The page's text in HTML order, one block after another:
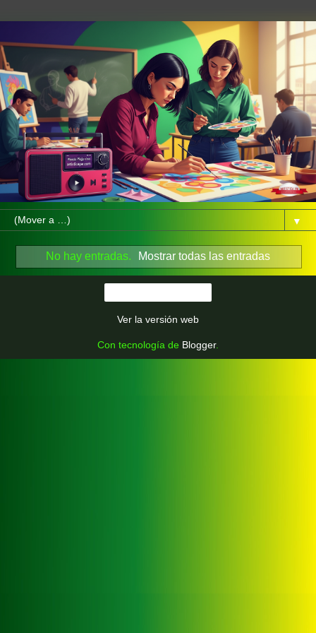
▼
No hay entradas. Mostrar todas las entradas
Ver la versión web
Con tecnología de Blogger.